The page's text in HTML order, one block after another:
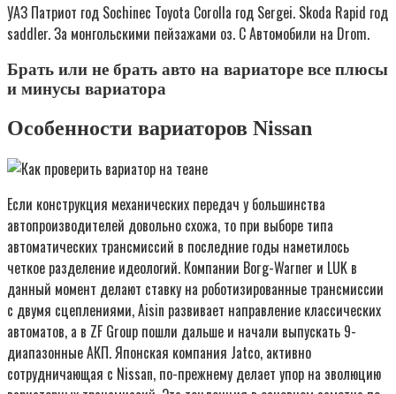
УАЗ Патриот год Sochinec Toyota Corolla год Sergei. Skoda Rapid год
saddler. За монгольскими пейзажами оз. C Автомобили на Drom.
Брать или не брать авто на вариаторе все плюсы
и минусы вариатора
Особенности вариаторов Nissan
Если конструкция механических передач у большинства
автопроизводителей довольно схожа, то при выборе типа
автоматических трансмиссий в последние годы наметилось
четкое разделение идеологий. Компании Borg-Warner и LUK в
данный момент делают ставку на роботизированные трансмиссии
с двумя сцеплениями, Aisin развивает направление классических
автоматов, а в ZF Group пошли дальше и начали выпускать 9-
диапазонные АКП. Японская компания Jatco, активно
сотрудничающая с Nissan, по-прежнему делает упор на эволюцию